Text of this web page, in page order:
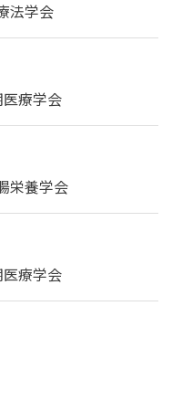
法学会
療学会
栄養学会
療学会